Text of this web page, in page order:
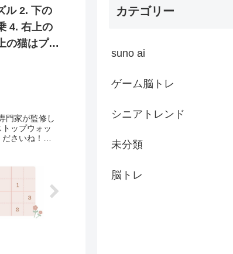
ル 2. 下の
4. 右上の
の猫はプレ
門家が監修し
ップウォッ
さいね！
カテゴリー
suno ai
ゲーム脳トレ
シニアトレンド
未分類
脳トレ